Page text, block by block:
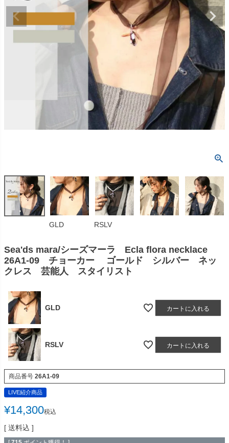
GLD RSLV
Sea'ds mara/シーズマーラ Ecla flora necklace
26A1-09 チョーカー ゴールド シルバー ネッ
クレス 芸能人 スタイリスト
GLD カートに入れる
RSLV カートに入れる
商品番号 26A1-09
LIVE紹介商品
¥14,300税込
送料込